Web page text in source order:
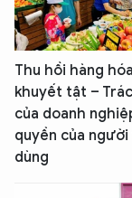
Thu hồi hàng
khuyết tật –
của doanh
quyền của
dùng